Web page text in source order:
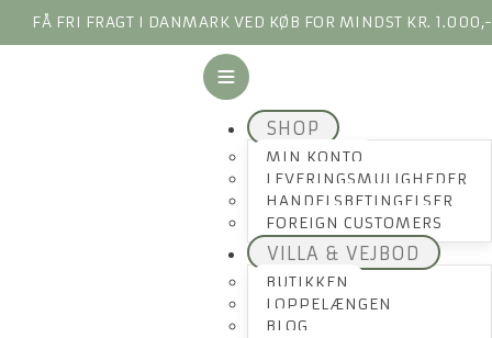
FÅ FRI FRAGT I DANMARK VED KØB FOR MINDST KR. 1.000,-
SHOP
MIN KONTO
LEVERINGSMULIGHEDER
HANDELSBETINGELSER
FOREIGN CUSTOMERS
VILLA & VEJBOD
BUTIKKEN
LOPPELÆNGEN
BLOG